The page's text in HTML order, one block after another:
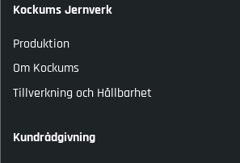
Kockums Jernverk
Produktion
Om Kockums
Tillverkning och Hållbarhet
Kundrådgivning